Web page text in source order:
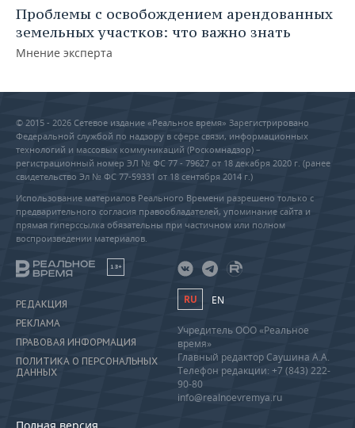
Проблемы с освобождением арендованных
земельных участков: что важно знать
Мнение эксперта
© 2015 - 2026 Сетевое издание «Реальное время» Зарегистрировано
Федеральной службой по надзору в сфере связи, информационных
технологий и массовых коммуникаций (Роскомнадзор) –
регистрационный номер ЭЛ № ФС 77 - 79627 от 18 декабря 2020 г. (ранее
свидетельство Эл № ФС 77-59331 от 18 сентября 2014 г.)
Использование материалов Реального Времени разрешено только с
предварительного согласия правообладателей, упоминание сайта и
прямая гиперссылка обязательны при частичном или полном
воспроизведении материалов.
18+
РЕДАКЦИЯ
РЕКЛАМА
ПРАВОВАЯ ИНФОРМАЦИЯ
ПОЛИТИКА О ПЕРСОНАЛЬНЫХ
ДАННЫХ
RU EN
Учредитель ООО «Реальное
время»
Главный редактор Саушина А.А.
Телефон редакции: +7 (843) 222-
90-80
info@realnoevremya.ru